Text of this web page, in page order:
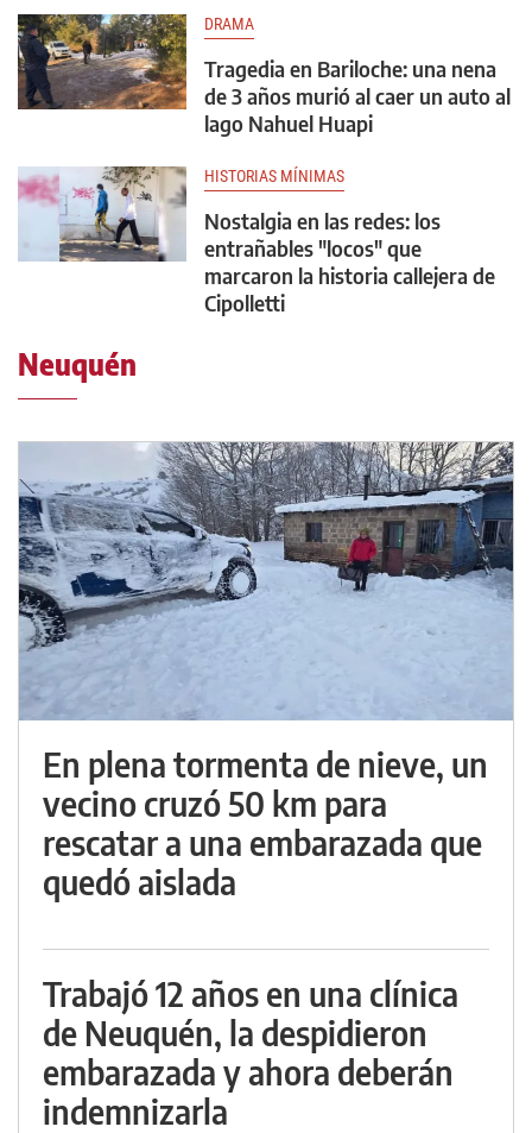
DRAMA
Tragedia en Bariloche: una nena
de 3 años murió al caer un auto al
lago Nahuel Huapi
HISTORIAS MÍNIMAS
Nostalgia en las redes: los
entrañables "locos" que
marcaron la historia callejera de
Cipolletti
Neuquén
En plena tormenta de nieve, un
vecino cruzó 50 km para
rescatar a una embarazada que
quedó aislada
Trabajó 12 años en una clínica
de Neuquén, la despidieron
embarazada y ahora deberán
indemnizarla